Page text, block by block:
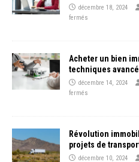
décembre 18, 2024
fermés
Acheter un bien
techniques
décembre 14, 2024
fermés
Révolution
projets de
décembre 10, 2024